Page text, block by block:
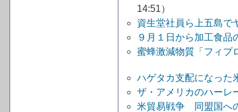
14:51）
資生堂社員ら上五島
９月１日から加工食
蜜蜂激減物質「フィ
ハゲタカ支配になっ
ザ・アメリカのハー
米貿易戦争 同盟国へ